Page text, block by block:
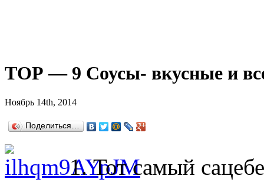
ТОР — 9 Соусы- вкусные и
Ноябрь 14th, 2014
Поделиться…
1. Тот самый